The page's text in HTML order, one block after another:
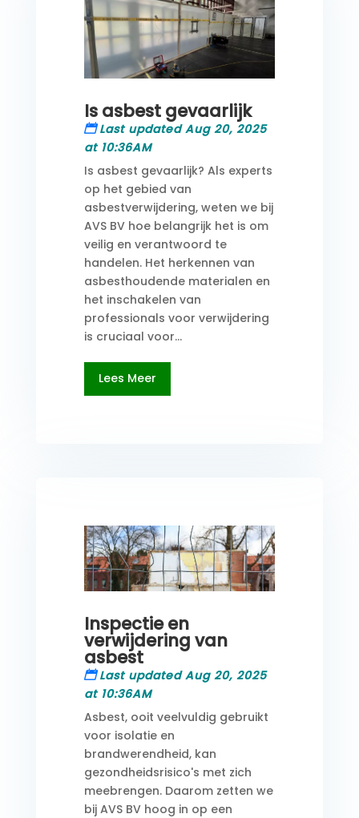
Is asbest gevaarlijk
Last updated Aug 20, 2025
at 10:36AM
Is asbest gevaarlijk? Als experts
op het gebied van
asbestverwijdering, weten we bij
AVS BV hoe belangrijk het is om
veilig en verantwoord te
handelen. Het herkennen van
asbesthoudende materialen en
het inschakelen van
professionals voor verwijdering
is cruciaal voor...
Lees Meer
Inspectie en
verwijdering van
asbest
Last updated Aug 20, 2025
at 10:36AM
Asbest, ooit veelvuldig gebruikt
voor isolatie en
brandwerendheid, kan
gezondheidsrisico's met zich
meebrengen. Daarom zetten we
bij AVS BV hoog in op een